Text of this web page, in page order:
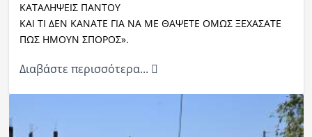
ΚΑΤΑΛΗΨΕΙΣ ΠΑΝΤΟΥ
ΚΑΙ ΤΙ ΔΕΝ ΚΑΝΑΤΕ ΓΙΑ ΝΑ ΜΕ ΘΑΨΕΤΕ ΟΜΩΣ ΞΕΧΑΣΑΤΕ
ΠΩΣ ΗΜΟΥΝ ΣΠΟΡΟΣ».
Διαβάστε περισσότερα...